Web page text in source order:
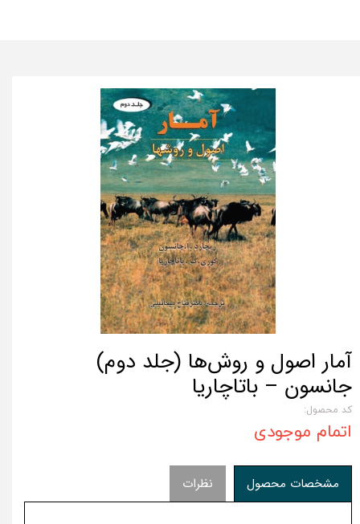
آمار اصول و روش‌‌ها (جلد دوم)
جانسون – باتاچاریا
کد محصول:
اتمام موجودی
مشخصات محصول نظرات